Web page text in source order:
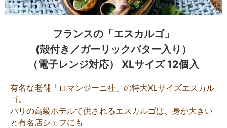
フランスの「エスカルゴ」
(殻付き／ガーリックバター入り）
（電子レンジ対応） XLサイズ 12個入
有名な老舗「ロマンジーニ社」の特大XLサイズエスカル
ゴ。
パリの高級ホテルで供されるエスカルゴは、身が大きい
と有名店シェフにも